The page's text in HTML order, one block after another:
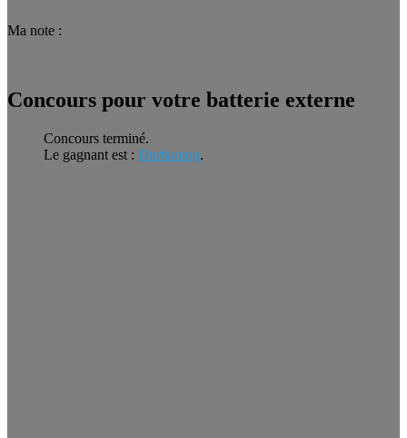
Ma note :
Concours pour votre batterie externe
Concours terminé.
Le gagnant est : Durbamog.